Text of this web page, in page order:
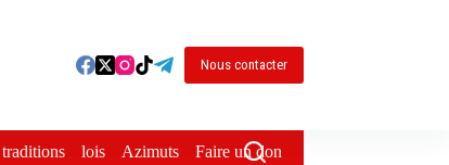
Nous contacter
traditions lois Azimuts Faire un don